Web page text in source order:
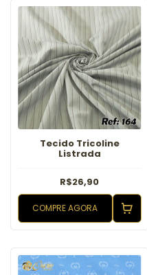
Tecido Tricoline
Listrada
R$26,90
COMPRE AGORA